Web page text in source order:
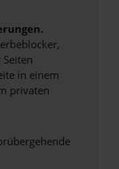
in einem
privaten